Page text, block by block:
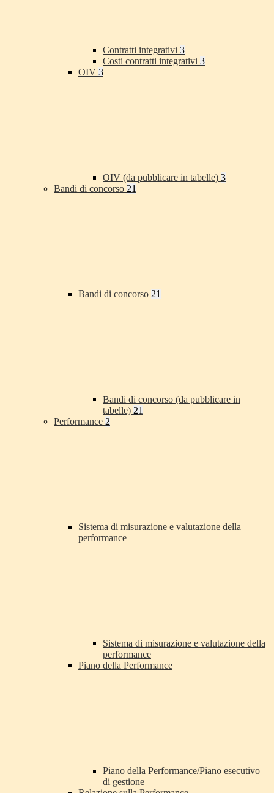
Contratti integrativi 3
Costi contratti integrativi 3
OIV 3
OIV (da pubblicare in tabelle) 3
Bandi di concorso 21
Bandi di concorso 21
Bandi di concorso (da pubblicare in
tabelle) 21
Performance 2
Sistema di misurazione e valutazione della
performance
Sistema di misurazione e valutazione della
performance
Piano della Performance
Piano della Performance/Piano esecutivo
di gestione